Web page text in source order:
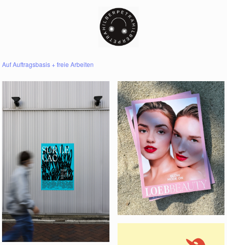
Auf Auftragsbasis + freie Arbeiten
SUR LE LAC 26
LOEB SUMMER 26